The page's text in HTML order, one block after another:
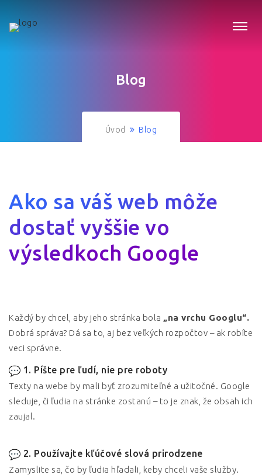
Blog
Úvod Blog
Ako sa váš web môže
dostať vyššie vo
výsledkoch Google
Každý by chcel, aby jeho stránka bola „na vrchu Googlu“.
Dobrá správa? Dá sa to, aj bez veľkých rozpočtov – ak robíte
veci správne.
1. Píšte pre ľudí, nie pre roboty
Texty na webe by mali byť zrozumiteľné a užitočné. Google
sleduje, či ľudia na stránke zostanú – to je znak, že obsah ich
zaujal.
2. Používajte kľúčové slová prirodzene
Zamyslite sa, čo by ľudia hľadali, keby chceli vaše služby.